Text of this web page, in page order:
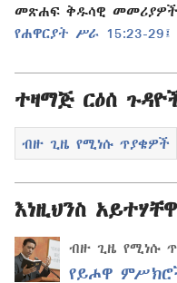
መጽሐፍ ቅዱሳዊ
የሐዋርያት ሥራ 15:23-29፤
ተዛማጅ ርዕሰ
ብዙ ጊዜ የሚነሱ ጥያቄዎች
እነዚህንስ
ብዙ ጊዜ የሚነሱ
የይሖዋ